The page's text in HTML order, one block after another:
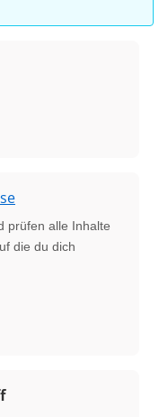
prüfen alle Inhalte
die du dich